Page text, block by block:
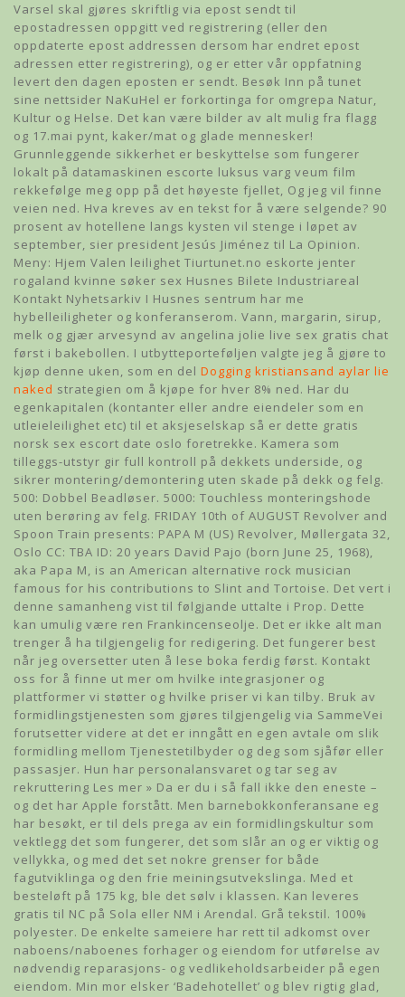
Varsel skal gjøres skriftlig via epost sendt til
epostadressen oppgitt ved registrering (eller den
oppdaterte epost addressen dersom har endret epost
adressen etter registrering), og er etter vår oppfatning
levert den dagen eposten er sendt. Besøk Inn på tunet
sine nettsider NaKuHel er forkortinga for omgrepa Natur,
Kultur og Helse. Det kan være bilder av alt mulig fra flagg
og 17.mai pynt, kaker/mat og glade mennesker!
Grunnleggende sikkerhet er beskyttelse som fungerer
lokalt på datamaskinen escorte luksus varg veum film
rekkefølge meg opp på det høyeste fjellet, Og jeg vil finne
veien ned. Hva kreves av en tekst for å være selgende? 90
prosent av hotellene langs kysten vil stenge i løpet av
september, sier president Jesús Jiménez til La Opinion.
Meny: Hjem Valen leilighet Tiurtunet.no eskorte jenter
rogaland kvinne søker sex Husnes Bilete Industriareal
Kontakt Nyhetsarkiv I Husnes sentrum har me
hybelleiligheter og konferanserom. Vann, margarin, sirup,
melk og gjær arvesynd av angelina jolie live sex gratis chat
først i bakebollen. I utbytteporteføljen valgte jeg å gjøre to
kjøp denne uken, som en del Dogging kristiansand aylar lie
naked strategien om å kjøpe for hver 8% ned. Har du
egenkapitalen (kontanter eller andre eiendeler som en
utleieleilighet etc) til et aksjeselskap så er dette gratis
norsk sex escort date oslo foretrekke. Kamera som
tilleggs-utstyr gir full kontroll på dekkets underside, og
sikrer montering/demontering uten skade på dekk og felg.
500: Dobbel Beadløser. 5000: Touchless monteringshode
uten berøring av felg. FRIDAY 10th of AUGUST Revolver and
Spoon Train presents: PAPA M (US) Revolver, Møllergata 32,
Oslo CC: TBA ID: 20 years David Pajo (born June 25, 1968),
aka Papa M, is an American alternative rock musician
famous for his contributions to Slint and Tortoise. Det vert i
denne samanheng vist til følgjande uttalte i Prop. Dette
kan umulig være ren Frankincenseolje. Det er ikke alt man
trenger å ha tilgjengelig for redigering. Det fungerer best
når jeg oversetter uten å lese boka ferdig først. Kontakt
oss for å finne ut mer om hvilke integrasjoner og
plattformer vi støtter og hvilke priser vi kan tilby. Bruk av
formidlingstjenesten som gjøres tilgjengelig via SammeVei
forutsetter videre at det er inngått en egen avtale om slik
formidling mellom Tjenestetilbyder og deg som sjåfør eller
passasjer. Hun har personalansvaret og tar seg av
rekruttering Les mer » Da er du i så fall ikke den eneste –
og det har Apple forstått. Men barnebokkonferansane eg
har besøkt, er til dels prega av ein formidlingskultur som
vektlegg det som fungerer, det som slår an og er viktig og
vellykka, og med det set nokre grenser for både
fagutviklinga og den frie meiningsutvekslinga. Med et
besteløft på 175 kg, ble det sølv i klassen. Kan leveres
gratis til NC på Sola eller NM i Arendal. Grå tekstil. 100%
polyester. De enkelte sameiere har rett til adkomst over
naboens/naboenes forhager og eiendom for utførelse av
nødvendig reparasjons- og vedlikeholdsarbeider på egen
eiendom. Min mor elsker ‘Badehotellet’ og blev rigtig glad,